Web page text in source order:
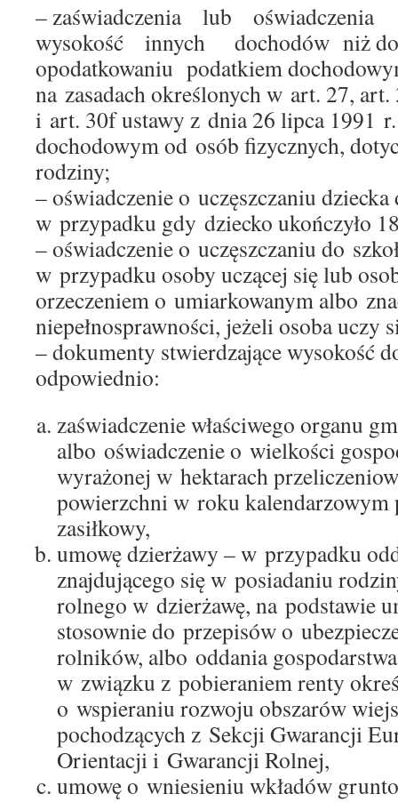
– zaświadczenia lub
wysokość innych dochodów niż
opodatkowaniu podatkiem
na zasadach określonych w art. 27,
i art. 30f ustawy z dnia 26 lipca 1991
dochodowym od osób fizycznych,
rodziny;
– oświadczenie o uczęszczaniu dziecka
w przypadku gdy dziecko ukończyło
– oświadczenie o uczęszczaniu do
w przypadku osoby uczącej się lub
orzeczeniem o umiarkowanym albo
niepełnosprawności, jeżeli osoba uczy
– dokumenty stwierdzające wysokość
odpowiednio:
zaświadczenie właściwego organu
albo oświadczenie o wielkości
wyrażonej w hektarach
powierzchni w roku kalendarzowym
zasiłkowy,
umowę dzierżawy – w przypadku
znajdującego się w posiadaniu
rolnego w dzierżawę, na podstawie
stosownie do przepisów o
rolników, albo oddania
w związku z pobieraniem renty
o wspieraniu rozwoju obszarów
pochodzących z Sekcji Gwarancji
Orientacji i Gwarancji Rolnej,
umowę o wniesieniu wkładów